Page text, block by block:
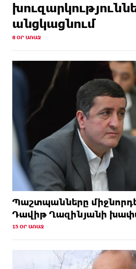
անցկացնում
8 ՕՐ ԱՌԱՋ
Պաշտպանները
Դավիթ Ղազինյանի
15 ՕՐ ԱՌԱՋ